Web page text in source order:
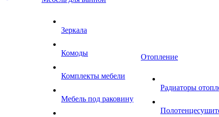
Зеркала
Комоды
Комплекты мебели
Мебель под раковину
Отопление
Радиаторы